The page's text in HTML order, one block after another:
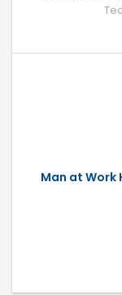
Man at Work